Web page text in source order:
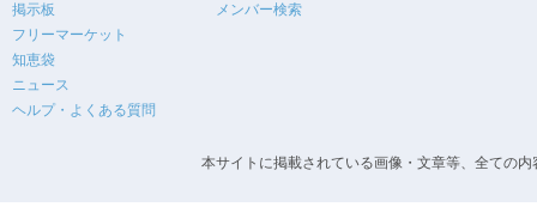
掲示板
フリーマーケット
知恵袋
ニュース
ヘルプ・よくある質問
メンバー検索
本サイトに掲載されている画像・文章等、全ての